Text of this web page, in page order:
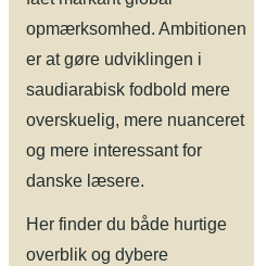
opmærksomhed. Ambitionen
er at gøre udviklingen i
saudiarabisk fodbold mere
overskuelig, mere nuanceret
og mere interessant for
danske læsere.
Her finder du både hurtige
overblik og dybere